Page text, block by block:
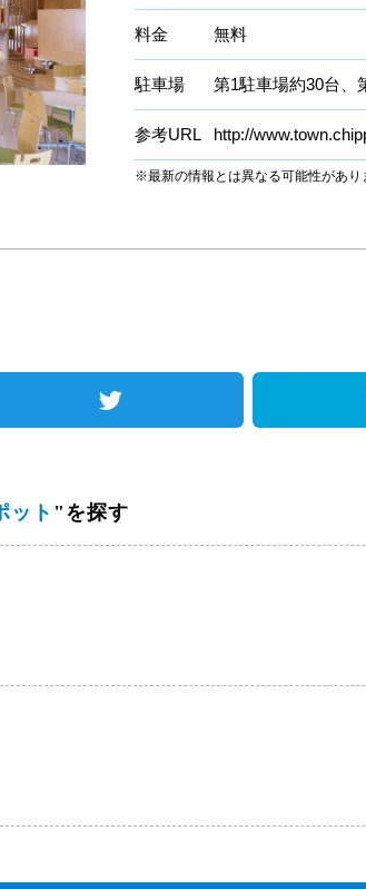
料金 無料
駐車場 第1駐車場約30台、
参考URL http://
※最新の情報とは異なる可能性があり
ット "を探す